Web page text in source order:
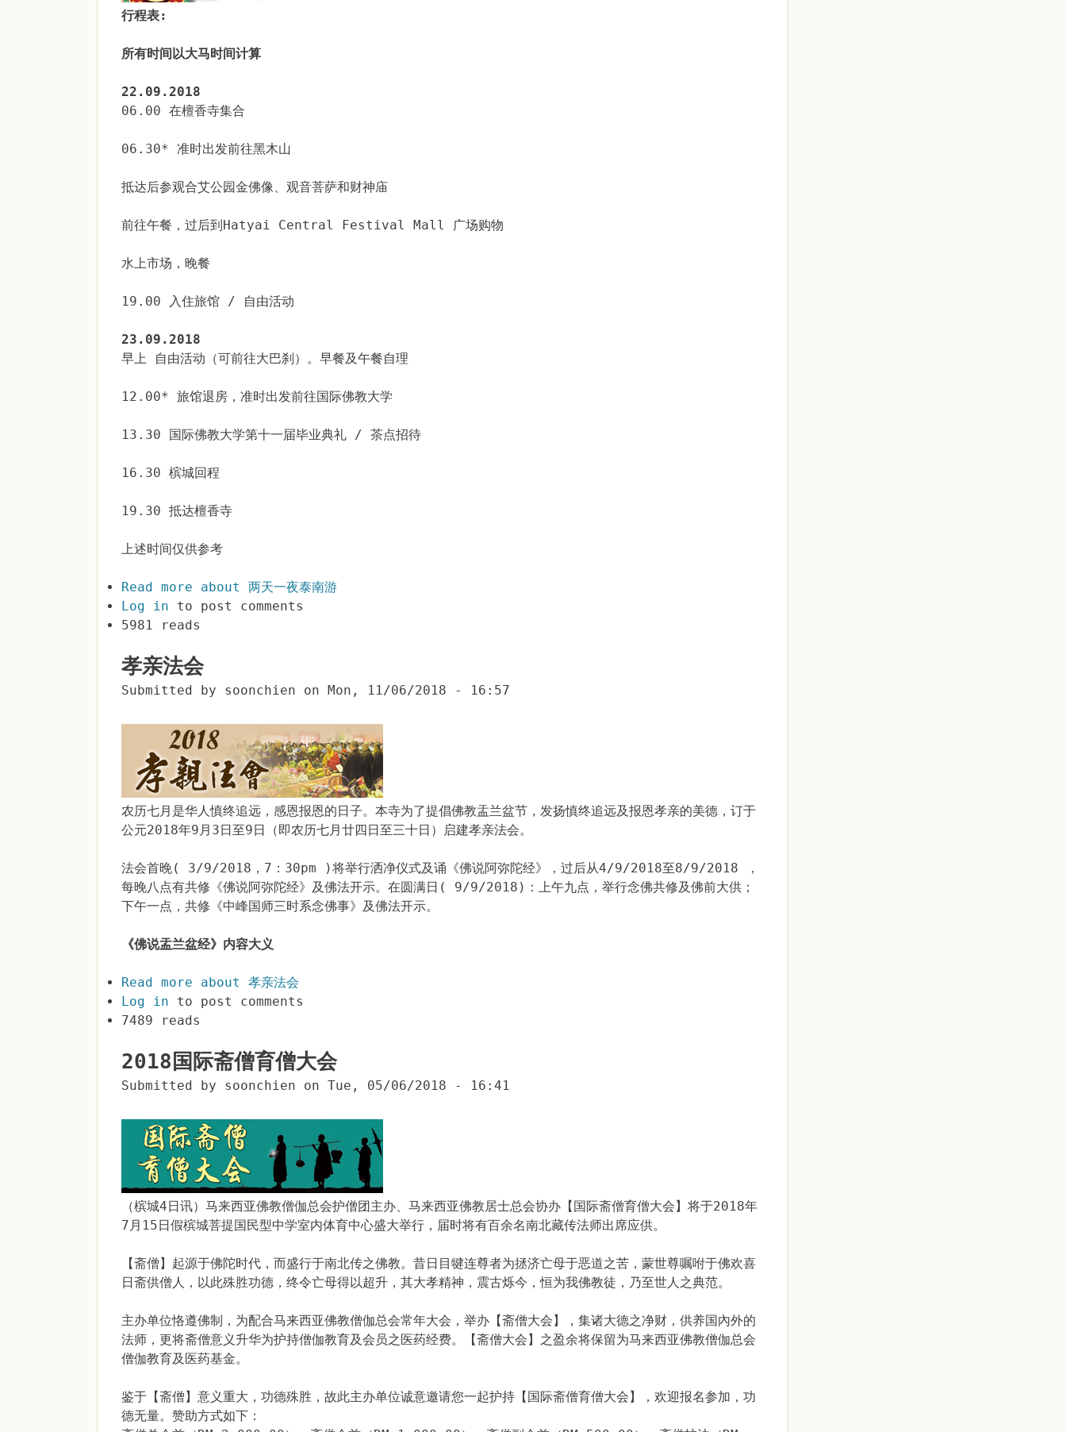
行程表:
所有时间以大马时间计算
22.09.2018
06.00 在檀香寺集合
06.30* 准时出发前往黑木山
抵达后参观合艾公园金佛像、观音菩萨和财神庙
前往午餐，过后到Hatyai Central Festival Mall 广场购物
水上市场，晚餐
19.00 入住旅馆 / 自由活动
23.09.2018
早上 自由活动（可前往大巴刹）。早餐及午餐自理
12.00* 旅馆退房，准时出发前往国际佛教大学
13.30 国际佛教大学第十一届毕业典礼 / 茶点招待
16.30 槟城回程
19.30 抵达檀香寺
上述时间仅供参考
Read more about 两天一夜泰南游
Log in to post comments
5981 reads
孝亲法会
Submitted by soonchien on Mon, 11/06/2018 - 16:57
农历七月是华人慎终追远，感恩报恩的日子。本寺为了提倡佛教盂兰盆节，发扬慎终追远及报恩孝亲的美德，订于
公元2018年9月3日至9日（即农历七月廿四日至三十日）启建孝亲法会。
法会首晚( 3/9/2018，7：30pm )将举行洒净仪式及诵《佛说阿弥陀经》，过后从4/9/2018至8/9/2018 ，
每晚八点有共修《佛说阿弥陀经》及佛法开示。在圆满日( 9/9/2018)：上午九点，举行念佛共修及佛前大供；
下午一点，共修《中峰国师三时系念佛事》及佛法开示。
《佛说盂兰盆经》内容大义
Read more about 孝亲法会
Log in to post comments
7489 reads
2018国际斋僧育僧大会
Submitted by soonchien on Tue, 05/06/2018 - 16:41
（槟城4日讯）马来西亚佛教僧伽总会护僧团主办、马来西亚佛教居士总会协办【国际斋僧育僧大会】将于2018年
7月15日假槟城菩提国民型中学室内体育中心盛大举行，届时将有百余名南北藏传法师出席应供。
【斋僧】起源于佛陀时代，而盛行于南北传之佛教。昔日目犍连尊者为拯济亡母于恶道之苦，蒙世尊嘱咐于佛欢喜
日斋供僧人，以此殊胜功德，终令亡母得以超升，其大孝精神，震古烁今，恒为我佛教徒，乃至世人之典范。
主办单位恪遵佛制，为配合马来西亚佛教僧伽总会常年大会，举办【斋僧大会】，集诸大德之净财，供养国內外的
法师，更将斋僧意义升华为护持僧伽教育及会员之医药经费。【斋僧大会】之盈余将保留为马来西亚佛教僧伽总会
僧伽教育及医药基金。
鉴于【斋僧】意义重大，功德殊胜，故此主办单位诚意邀请您一起护持【国际斋僧育僧大会】，欢迎报名参加，功
德无量。赞助方式如下：